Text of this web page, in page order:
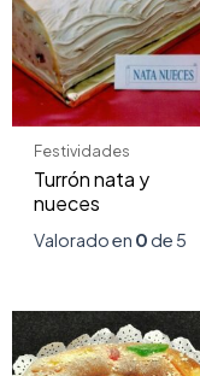
Festividades
Turrón nata y
nueces
Valorado en 0de 5